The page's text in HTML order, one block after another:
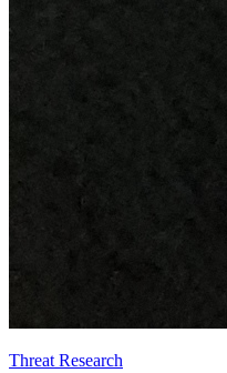
Threat Research